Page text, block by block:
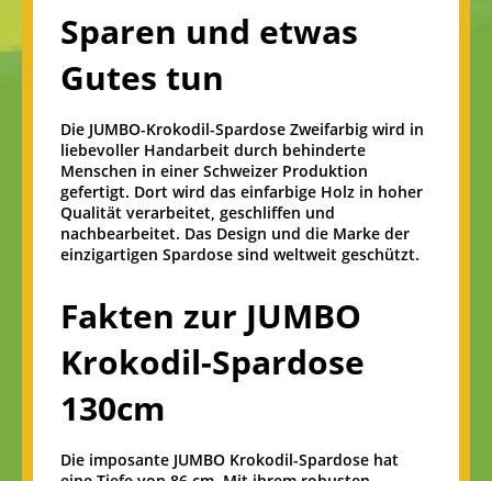
Sparen und etwas
Gutes tun
Die JUMBO-Krokodil-Spardose Zweifarbig wird in
liebevoller Handarbeit durch behinderte
Menschen in einer Schweizer Produktion
gefertigt. Dort wird das einfarbige Holz in hoher
Qualität verarbeitet, geschliffen und
nachbearbeitet. Das Design und die Marke der
einzigartigen Spardose sind weltweit geschützt.
Fakten zur JUMBO
Krokodil-Spardose
130cm
Die imposante JUMBO Krokodil-Spardose hat